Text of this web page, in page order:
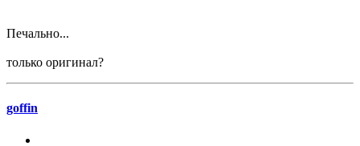
Печально...
только оригинал?
goffin